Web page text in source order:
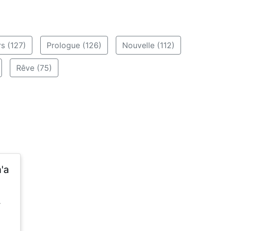
(127) Prologue (126) Nouvelle (112)
Rêve (75)